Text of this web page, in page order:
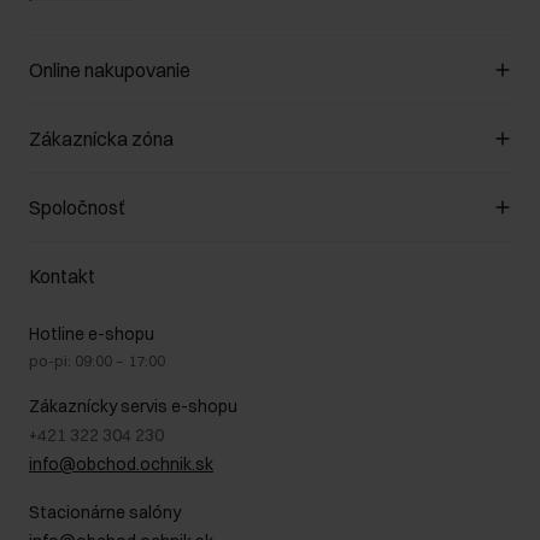
Online nakupovanie
Spravovať súbory cookie
Spôsob platby
Vrátenie
Zákaznícka zóna
Zákazníky klub
Pravidlá propagácie
Starostlivosť o kožu
Bezpečné nakupovanie
Blog
Najčastejšie kladené otázky (FAQ)
Spoločnosť
O nás
GDPR - Zásady ochrany osobných údajov
Právne informácie
Kontakt
Hotline e-shopu
po-pi: 09:00 – 17:00
Zákaznícky servis e-shopu
+421 322 304 230
info@obchod.ochnik.sk
Stacionárne salóny